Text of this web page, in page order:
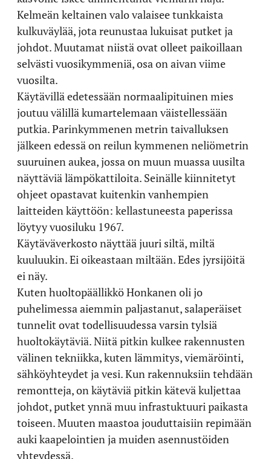
Kelmeän keltainen valo valaisee tunkkaista
kulkuväylää, jota reunustaa lukuisat putket ja
johdot. Muutamat niistä ovat olleet paikoillaan
selvästi vuosikymmeniä, osa on aivan viime
vuosilta.
Käytävillä edetessään normaalipituinen mies
joutuu välillä kumartelemaan väistellessään
putkia. Parinkymmenen metrin taivalluksen
jälkeen edessä on reilun kymmenen neliömetrin
suuruinen aukea, jossa on muun muassa uusilta
näyttäviä lämpökattiloita. Seinälle kiinnitetyt
ohjeet opastavat kuitenkin vanhempien
laitteiden käyttöön: kellastuneesta paperissa
löytyy vuosiluku 1967.
Käytäväverkosto näyttää juuri siltä, miltä
kuuluukin. Ei oikeastaan miltään. Edes jyrsijöitä
ei näy.
Kuten huoltopäällikkö Honkanen oli jo
puhelimessa aiemmin paljastanut, salaperäiset
tunnelit ovat todellisuudessa varsin tylsiä
huoltokäytäviä. Niitä pitkin kulkee rakennusten
välinen tekniikka, kuten lämmitys, viemäröinti,
sähköyhteydet ja vesi. Kun rakennuksiin tehdään
remontteja, on käytäviä pitkin kätevä kuljettaa
johdot, putket ynnä muu infrastuktuuri paikasta
toiseen. Muuten maastoa jouduttaisiin repimään
auki kaapelointien ja muiden asennustöiden
yhteydessä.